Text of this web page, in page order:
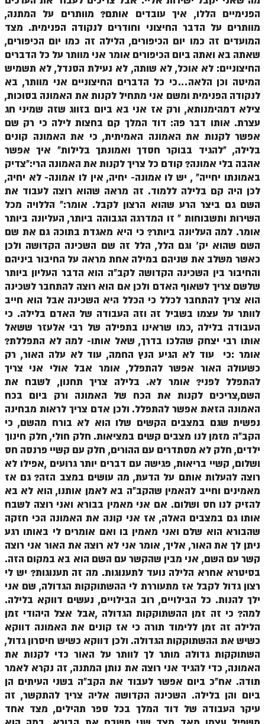
הזוהר הקדוש ספרא דצניעותא
הזוהר הקדוש תצווה מתקדמים
ספר הזוהר הקדוש כי תשא השקפה
ספר הזוהר הקדוש כי תשא מתקדמים
ספר הזוהר הקדוש ויקהל השקפה
ספר הזוהר הקדוש ויקהל מתקדמים
ספר הזוהר הקדוש פיקודי מתחילים
ספר הזוהר הקדוש פיקודי מתקדמים
ספר הזוהר – ויקרא
ספר הזוהר הקדוש זוהר ויקרא השקפה
ספר הזוהר הקדוש זוהר ויקרא מתקדמים
זוהר צו מתחילים
זוהר צו מתקדמים
פרשת שמיני מתקדמים
ספר הזוהר פרשת תזריע למתחילים
ספר הזוהר פרשת תזריע למתקדמים
זוהר מצורע מתחילים
זוהר אחרי מות למתחילים
זוהר אחרי מות למתקדמים
הזוהר הקדוש – קדושים למתחילים
הזוהר הקדוש – קדושים למתקדמים
ספר הזוהר אמור מתקדמים
הזוהר הקדוש פרשת בהר למתחילים
הזוהר הקדוש פרשת בהר – מתקדמים
זוהר בחוקותי למתחילים
זוהר הקדוש בחוקותי למתקדמים
ספר הזוהר – במדבר
זוהר במדבר מתחילים
זוהר במדבר מתקדמים
הפנימיים הללו, איך עובדים אותם? מוותרים על המתנה,
מוותרים על הדבר החיצוני וחודרים לנקודה הפנימית. מצד
המועדים זה כמו יום הכיפורים, הלילה זה כמו יום הכיפורים,
שאתה בא ואתה ביום הכיפורים אומר אני מוותר על כל הדברים
החיצוניים: לא אוכל, לא שותה, לא נעילת הסנדל, לא תשמיש
המיטה וכן הלאה…כי כל הדברים החיצוניים אני מוותר, בא
לנקודה הפנימית ומשם אני מתחיל לקנות את האמונה בסוכות,
צילא דמהימנותא, ורק אז אני בא ביום בזווג שזה שמיני חג
עצרת. אותו דבר פה: דוד המלך קם בחצות לילה כי רק שם
אפשר לקנות את האמונה האמיתית, כי את האמונה קונים
בלילה, "להגיד בבוקר חסדך ואמונתך בלילות" איך אפשר
אהבה בלי אמונה? קודם כל צריך לקנות את האמונה הרי:"צדיק
באמונתו יחייה" , יש לו אמונה- יחיה, אין לו אמונה- לא יחיה,
לכן היה קם בלילה ללמוד. זה מראה שהוא רוצה לעבוד את
השם גם ביצר הרע שהוא הרצון לקבל. אומר:" הללויה מכל
השירות ותשבוחות " זו המדרגה הגבוהה ביותר, העליונה ביותר
אומר. למה העליונה ביותר? כי היא מאגדת בתוכה גם את שם
השם שהוא יק' וגם הלל, הלל זה שם השכינה הקדושה ולכן
כאשר משלב את שניהם במילה אחת מראה על החיבור ביניהם
והחיבור בין השכינה הקדושה לקב"ה הוא הדבר העליון ביותר
שלשם צריך לשאוף האדם ולכן אם הוא רוצה להתחבר לשכינה
הוא צריך להתחבר לכלל כי הכלל היא השכינה אבל הוא חייב
לוותר על עצמו בשביל זה וזה העבודה של האדם בלילה. כי
העבודה בלילה ,כמו שראינו בתפילה של רבי אלעזר ששאל
אותו רבי יצחק שהלכו בדרך, שאל אותו- למה לא התפללת?
אומר :כי עוד לא הגיע הנץ החמה, עוד לא עלה האור, רק
כשעולה האור אפשר להתפלל, אומר אבל אולי אני צריך
להתפלל לפני? אומר לא. בלילה צריך תחנון, לשבח את
השם,צריכים לקנות את הכח של האמונה ורק ביום בכח
האמונה הזאת אפשר להתפלל. ולכן אדם צריך לראות מבחינה
נפשית שגם במצבים הקשים שלו הוא לא בורח מהשם, כי
הקב"ה מזמן לנו מצבים קשים במציאות. חלק חולי, חלק חינוך
ילדים, חלק לא מסתדרים עם ההורים, חלק עם קשיי פרנסה חס
ושלום, קשיי בריאות, פגישה עם דברים יותר גרועים ,אפילו לא
רוצה להעלות אותם על הדעת, מה עושים במצב הזה? גם אז
מאמינים וחייב להאמין שהקב"ה בא לאמן אותנו, הוא לא בא
להזיק לנו חס ושלום. אם אני מאמין בבורא ואני רוצה לשבח
אותו גם במצבים האלה, אז אני קונה את האמונה הכי חזקה
שהבורא הוא שלם ואני מאמין בו ואם אומרים לי באותו רגע
ניתן לך את האור, אליך, אומר אני לא רוצה את האור אני רוצה
קשר עם השם, אני מבין שהקשר עם השם הוא בא במקום הזה.
בסיטרא אחרא הלילה נועד לתענוגות. מה זה תענוגות? יש לי
רצון גדול לקבל אז מתעוררת לי ההשתוקקות הגדולה, שם אני
ילך להנות. כל הבילויים, רוב הבילויים, נעשים דווקא בלילה.
למה? כי זה זמן ההשתוקקות הגדולה ,אבל אצל היהודי זמן
הלילה זה זמן ללימוד תורה כי אז קונים את האמונה דווקא
כשיש את ההשתוקקות הגדולה. ולכן דווקא כשיש חיסרון גדול,
השתוקקות גדולה מותר לך לוותר על האור כדי לקנות את
האמונה, כדי להגיד אני רוצה את נותן המתנה, זה נקרא לאמר
תודה. אח"כ ביום אפשר לעבוד את הקב"ה בשני העיתים הן
ביום והן בלילה. השכינה הקדושה אליה צריך להתקשר, זה
עיקר העבודה של דוד המלך בכל ספר תהילים, מצד אחד